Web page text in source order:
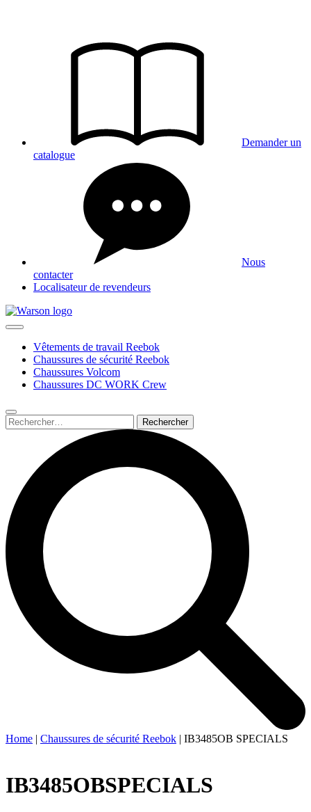
Demander un
catalogue
Nous
contacter
Localisateur de revendeurs
Vêtements de travail Reebok
Chaussures de sécurité Reebok
Chaussures Volcom
Chaussures DC WORK Crew
Rechercher :
Submit
search
Home | Chaussures de sécurité Reebok | IB3485OB SPECIALS
IB3485OBSPECIALS